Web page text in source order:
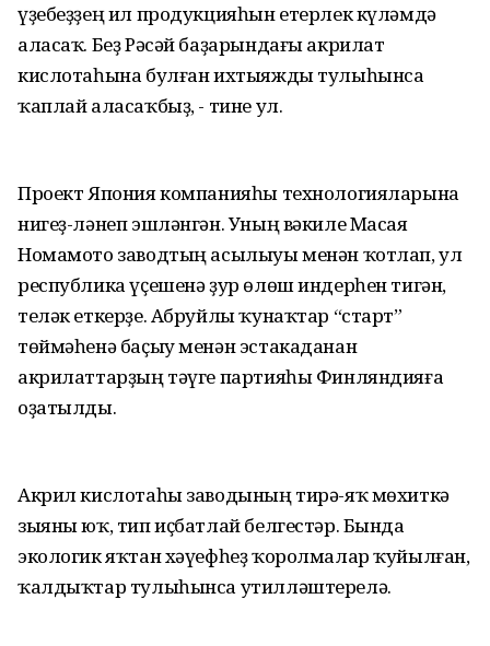
үҙебеҙҙең ил продукцияһын етерлек күләмдә
аласаҡ. Беҙ Рәсәй баҙарындағы акрилат
кислотаһына булған ихтыяжды тулыһынса
ҡаплай аласаҡбыҙ, - тине ул.
Проект Япония компанияһы технологияларына
нигеҙ-ләнеп эшләнгән. Уның вәкиле Масая
Номамото заводтың асылыуы менән ҡотлап, ул
республика үҫешенә ҙур өлөш индерһен тигән,
теләк еткерҙе. Абруйлы ҡунаҡтар “старт”
төймәһенә баҫыу менән эстакаданан
акрилаттарҙың тәүге партияһы Финляндияға
оҙатылды.
Акрил кислотаһы заводының тирә-яҡ мөхиткә
зыяны юҡ, тип иҫбатлай белгестәр. Бында
экологик яҡтан хәүефһеҙ ҡоролмалар ҡуйылған,
ҡалдыҡтар тулыһынса утилләштерелә.